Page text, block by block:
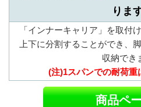
りま
「インナーキャリア」を取付
上下に分割することができ、
収納でき
(注)1スパンでの耐荷重
商品ペ